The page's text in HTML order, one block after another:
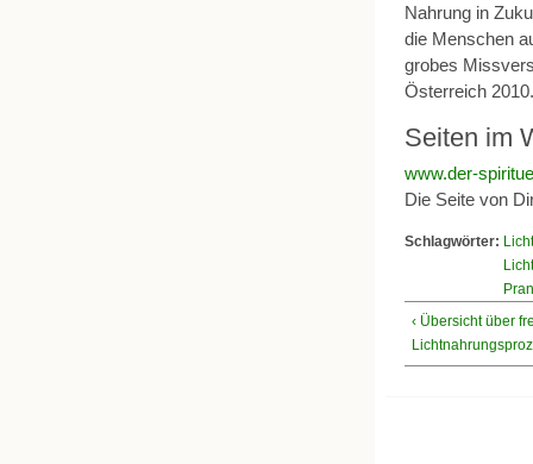
Nahrung in
die Menschen
grobes
Österreich
Seiten im
www.der-
Die Seite von
Schlagwörter:
‹ Übersicht über